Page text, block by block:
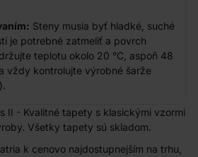
Steny musia byť hladké, suché
je potrebné zatmeliť a povrch
teplotu okolo 20 °C, aspoň 48
vždy kontrolujte výrobné šarže
II - Kvalitné tapety s klasickými vzormi
Všetky tapety sú skladom.
k cenovo najdostupnejším na trhu,